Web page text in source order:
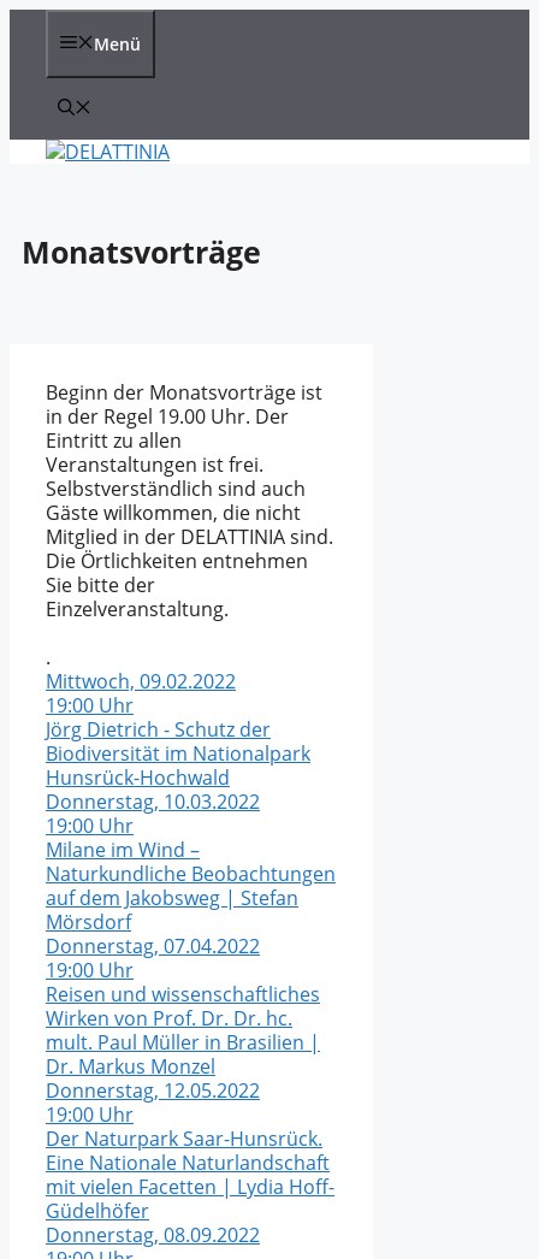
Zum
Menü
Monatsvorträge
Beginn der Monatsvorträge ist
in der Regel 19.00 Uhr. Der
Eintritt zu allen
Veranstaltungen ist frei.
Selbstverständlich sind auch
Gäste willkommen, die nicht
Mitglied in der DELATTINIA sind.
Die Örtlichkeiten entnehmen
Sie bitte der
Einzelveranstaltung.
.
Mittwoch, 09.02.2022
19:00 Uhr
Jörg Dietrich - Schutz der
Biodiversität im Nationalpark
Hunsrück-Hochwald
Donnerstag, 10.03.2022
19:00 Uhr
Milane im Wind –
Naturkundliche Beobachtungen
auf dem Jakobsweg | Stefan
Mörsdorf
Donnerstag, 07.04.2022
19:00 Uhr
Reisen und wissenschaftliches
Wirken von Prof. Dr. Dr. hc.
mult. Paul Müller in Brasilien |
Dr. Markus Monzel
Donnerstag, 12.05.2022
19:00 Uhr
Der Naturpark Saar-Hunsrück.
Eine Nationale Naturlandschaft
mit vielen Facetten | Lydia Hoff-
Güdelhöfer
Donnerstag, 08.09.2022